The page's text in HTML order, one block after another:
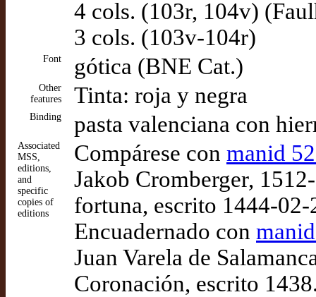
4 cols. (103r, 104v)
3 cols. (103v-104r)
Font gótica (BNE Cat.)
Other
features
Tinta: roja y negra
Binding pasta valenciana con
Associated
MSS,
editions,
and
specific
copies of
editions
Compárese con manid
Jakob Cromberger,
fortuna, escrito 1444-02-
Encuadernado con
Juan Varela de
Coronación, escrito